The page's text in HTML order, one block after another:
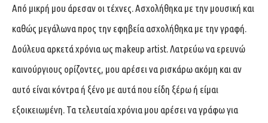
Από μικρή μου άρεσαν οι τέχνες. Ασχολήθηκα με την μουσική και
καθώς μεγάλωνα προς την εφηβεία ασχολήθηκα με την γραφή.
Δούλευα αρκετά χρόνια ως makeup artist. Λατρεύω να ερευνώ
καινούργιους ορίζοντες, μου αρέσει να ρισκάρω ακόμη και αν
αυτό είναι κόντρα ή ξένο με αυτά που είδη ξέρω ή είμαι
εξοικειωμένη. Τα τελευταία χρόνια μου αρέσει να γράφω για